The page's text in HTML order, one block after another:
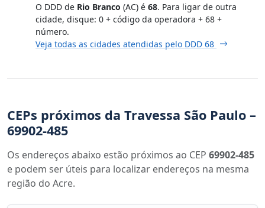
O DDD de Rio Branco (AC) é 68. Para ligar de outra
cidade, disque: 0 + código da operadora + 68 +
número.
Veja todas as cidades atendidas pelo DDD 68
CEPs próximos da Travessa São Paulo –
69902-485
Os endereços abaixo estão próximos ao CEP 69902-485
e podem ser úteis para localizar endereços na mesma
região do Acre.